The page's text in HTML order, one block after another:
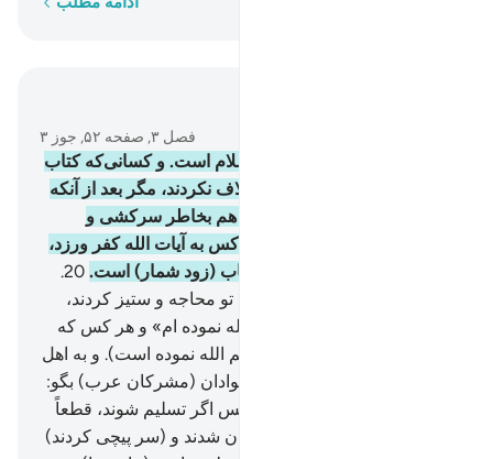
فصل ۳, صفحه ۵۲, جوز ۳
همانا دین (حق) نزد خدا، اسلام است. و کسانی‌که کتاب
(آسمانی) به آنان داده شد، اختلاف نکردند، مگر بعد از آنکه
علم و آگاهی برای آنان آمد، آن هم بخاطر سرکشی و
حسدی که میان آنان بود، و هر کس به آیات الله کفر ورزد،
پس (بداند که) الله سریع الحساب (زود شمار) است. 20
.
پس اگر (دربارۀ دین و توحید) با تو محاجه و ستیز کردند،
بگو: «من روی خود را تسلیم الله نموده ام» و هر کس که
پیرو من است (نیز خود را تسلیم الله نموده است). و به اهل
کتاب (= یهود و نصاری) و بی‌سوادان (مشرکان عرب) بگو:
«آیا شما هم تسلیم شده‌اید؟» پس اگر تسلیم شوند، قطعاً
هدایت یافته‌اند. و اگر روی گردان شدند و (سر پیچی کردند)